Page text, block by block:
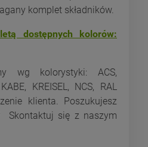
komplet składników.
dostępnych kolorów:
wg kolorystyki: ACS,
KREISEL, NCS, RAL
klienta. Poszukujesz
Skontaktuj się z naszym